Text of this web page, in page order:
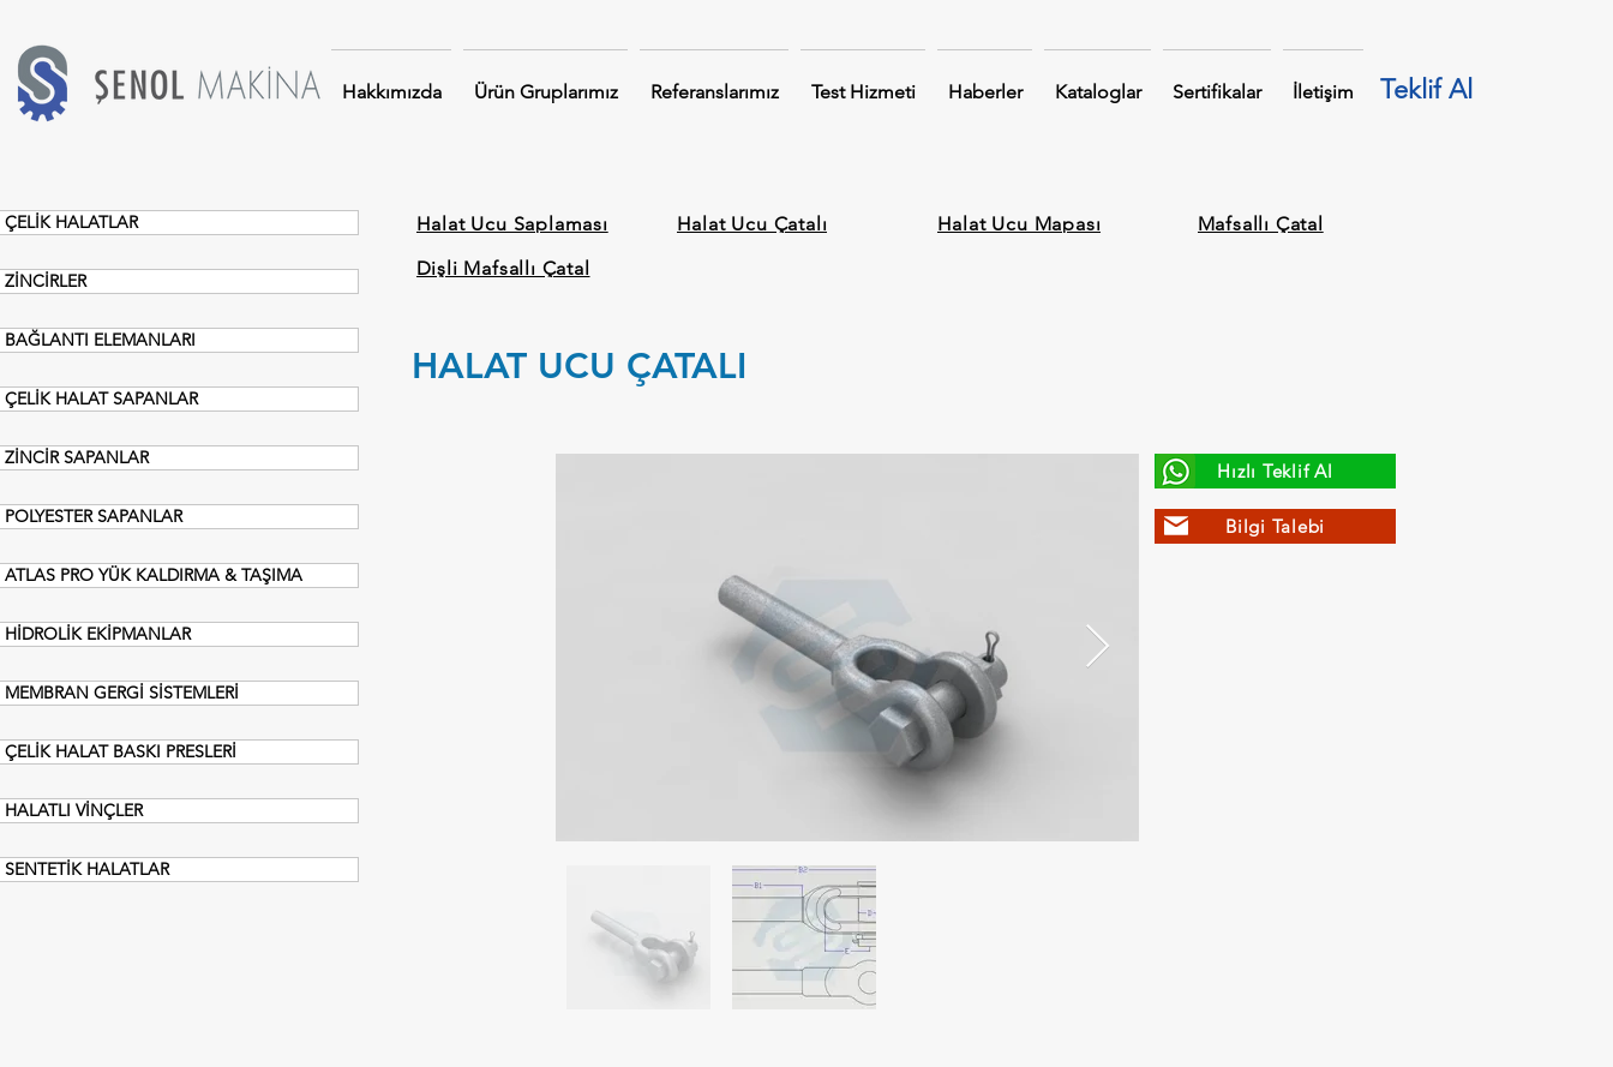
Hakkımızda Ürün Gruplarımız Referanslarımız Test Hizmeti Haberler Kataloglar Sertifikalar İletişim Teklif Al
ÇELİK HALATLAR
ZİNCİRLER
BAĞLANTI ELEMANLARI
ÇELİK HALAT SAPANLAR
ZİNCİR SAPANLAR
POLYESTER SAPANLAR
ATLAS PRO YÜK KALDIRMA & TAŞIMA
HİDROLİK EKİPMANLAR
MEMBRAN GERGİ SİSTEMLERİ
ÇELİK HALAT BASKI PRESLERİ
HALATLI VİNÇLER
SENTETİK HALATLAR
Halat Ucu Saplaması
Dişli Mafsallı Çatal
Halat Ucu Çatalı Halat Ucu Mapası Mafsallı Çatal
HALAT UCU ÇATALI
Hızlı Teklif Al
Bilgi Talebi